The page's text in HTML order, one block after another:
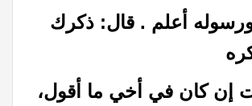
ورسوله أعلم . قال: ذكرك
إن كان في أخي ما أقول،